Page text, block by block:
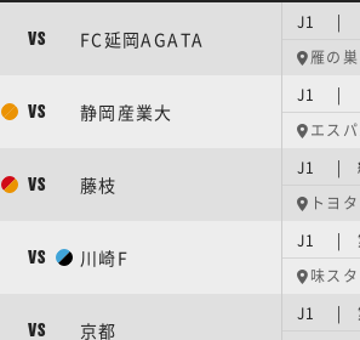
VS FC延岡AGATA
J1 | ト
雁の
VS 静岡産業大
J1 | ト
エス
VS 藤枝
J1 |
トヨ
VS 川崎F
J1 |
味スタ
VS 京都
J1 |